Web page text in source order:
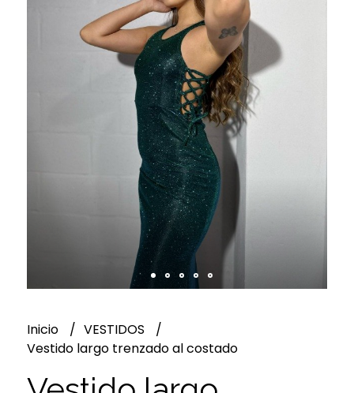
Inicio
VESTIDOS
Vestido largo trenzado al costado